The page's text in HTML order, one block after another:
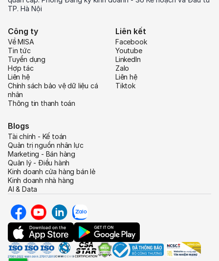
TP. Hà Nội
Công ty
Về MISA
Tin tức
Tuyển dụng
Hợp tác
Liên hệ
Chính sách bảo vệ dữ liệu cá
nhân
Thông tin thanh toán
Liên kết
Facebook
Youtube
LinkedIn
Zalo
Liên hệ
Tiktok
Blogs
Tài chính - Kế toán
Quản trị nguồn nhân lực
Marketing - Bán hàng
Quản lý - Điều hành
Kinh doanh cửa hàng bán lẻ
Kinh doanh nhà hàng
AI & Data